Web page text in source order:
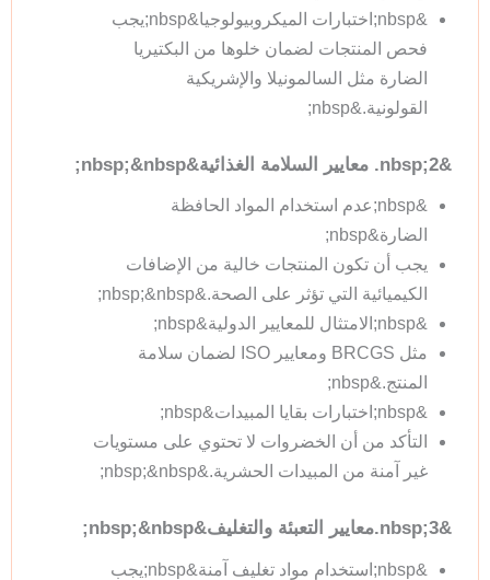
&nbsp;اختبارات الميكروبيولوجيا&nbsp;يجب
فحص المنتجات لضمان خلوها من البكتيريا
الضارة مثل السالمونيلا والإشريكية
القولونية.&nbsp;
&nbsp;2. معايير السلامة الغذائية&nbsp;&nbsp;
&nbsp;عدم استخدام المواد الحافظة
الضارة&nbsp;
يجب أن تكون المنتجات خالية من الإضافات
الكيميائية التي تؤثر على الصحة.&nbsp;&nbsp;
&nbsp;الامتثال للمعايير الدولية&nbsp;
مثل BRCGS ومعايير ISO لضمان سلامة
المنتج.&nbsp;
&nbsp;اختبارات بقايا المبيدات&nbsp;
التأكد من أن الخضروات لا تحتوي على مستويات
غير آمنة من المبيدات الحشرية.&nbsp;&nbsp;
&nbsp;3.معايير التعبئة والتغليف&nbsp;&nbsp;
&nbsp;استخدام مواد تغليف آمنة&nbsp;يجب